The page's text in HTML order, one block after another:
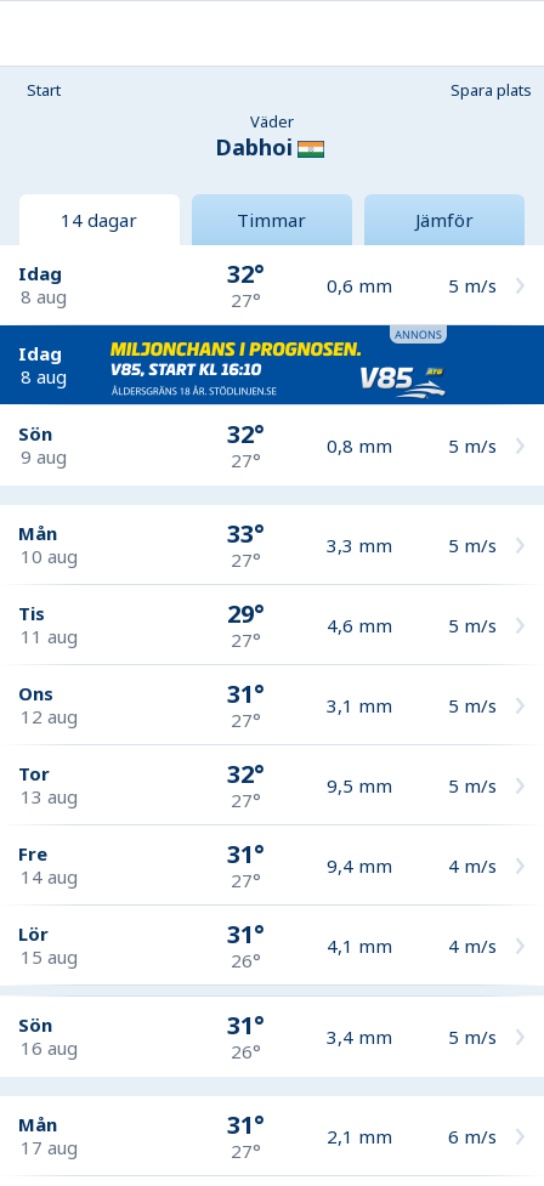
Start
Spara plats
Väder
Dabhoi
14 dagar Timmar Jämför
Idag
8 aug
32°
27°
0,6 mm 5 m/s
Idag
8 aug
Sön
9 aug
32°
27°
0,8 mm 5 m/s
Mån
10 aug
33°
27°
3,3 mm 5 m/s
Tis
11 aug
29°
27°
4,6 mm 5 m/s
Ons
12 aug
31°
27°
3,1 mm 5 m/s
Tor
13 aug
32°
27°
9,5 mm 5 m/s
Fre
14 aug
31°
27°
9,4 mm 4 m/s
Lör
15 aug
31°
26°
4,1 mm 4 m/s
Sön
16 aug
31°
26°
3,4 mm 5 m/s
Mån
17 aug
31°
27°
2,1 mm 6 m/s